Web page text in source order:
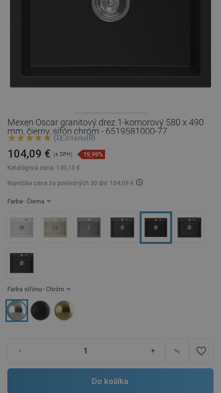
Mexen Oscar granitový drez 1-komorový 580 x 490
mm, čierny, sifón chróm - 6519581000-77
(1) Otázky(0)
Katalógová cena: 130,10 €
104,09 € (s DPH) 19,99%
Najnižšia cena za posledných 30 dní: 104,09 €
Farba - Čierna
Farba sifónu - Chróm
- + favorite_border
Do košíka